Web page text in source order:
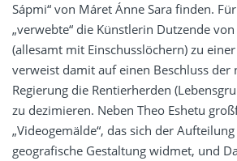
Sápmi“ von Máret Ánne Sara finden.
„verwebte“ die Künstlerin Dutzende
(allesamt mit Einschusslöchern) zu
verweist damit auf einen Beschluss der
Regierung die Rentierherden
zu dezimieren. Neben Theo Eshetu
„Videogemälde“, das sich der
geografische Gestaltung widmet, und